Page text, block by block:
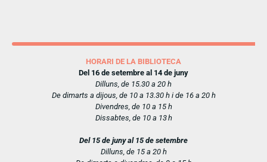
HORARI DE LA BIBLIOTECA
Del 16 de setembre al 14 de juny
Dilluns, de 15.30 a 20 h
De dimarts a dijous, de 10 a 13.30 h i de 16 a 20 h
Divendres, de 10 a 15 h
Dissabtes, de 10 a 13 h
Del 15 de juny al 15 de setembre
Dilluns, de 15 a 20 h